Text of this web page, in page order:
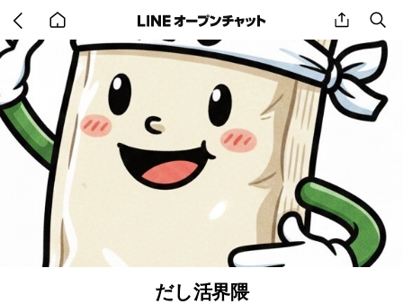
back
to
home
share
だし活界隈